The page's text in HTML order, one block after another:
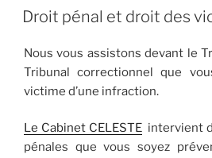
PUBLIÉ
LE
Droit pénal et droit des
Nous vous assistons devant le
Tribunal correctionnel que
victime d’une infraction.
Le Cabinet CELESTEintervient
pénales que vous soyez